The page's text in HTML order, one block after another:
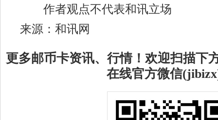
作者观点不代表和讯立场
来源：和讯网
更多邮币卡资讯、行情！欢迎扫描下
在线官方微信